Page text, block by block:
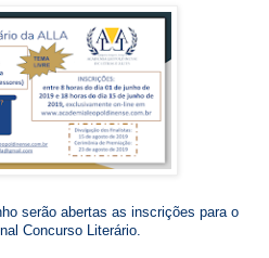
serão abertas as inscrições para o
Concurso Literário.